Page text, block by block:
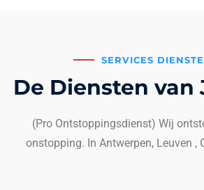
SERVICES
De Diensten van
(Pro Ontstoppingsdienst) Wij
onstopping. In Antwerpen, Leuven ,